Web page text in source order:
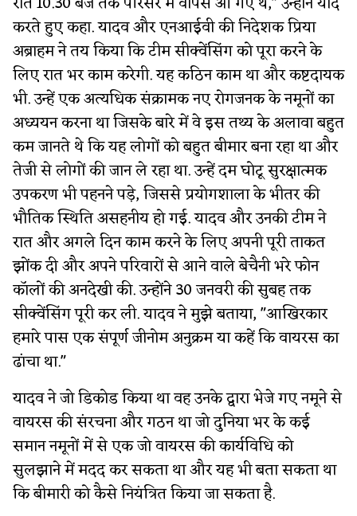
करते हुए कहा. यादव और एनआईवी की निदेशक प्रिया
अब्राहम ने तय किया कि टीम सीक्वेंसिंग को पूरा करने के
लिए रात भर काम करेगी. यह कठिन काम था और कष्टदायक
भी. उन्हें एक अत्यधिक संक्रामक नए रोगजनक के नमूनों का
अध्ययन करना था जिसके बारे में वे इस तथ्य के अलावा बहुत
कम जानते थे कि यह लोगों को बहुत बीमार बना रहा था और
तेजी से लोगों की जान ले रहा था. उन्हें दम घोटू सुरक्षात्मक
उपकरण भी पहनने पड़े, जिससे प्रयोगशाला के भीतर की
भौतिक स्थिति असहनीय हो गई. यादव और उनकी टीम ने
रात और अगले दिन काम करने के लिए अपनी पूरी ताकत
झोंक दी और अपने परिवारों से आने वाले बेचैनी भरे फोन
कॉलों की अनदेखी की. उन्होंने 30 जनवरी की सुबह तक
सीक्वेंसिंग पूरी कर ली. यादव ने मुझे बताया, "आखिरकार
हमारे पास एक संपूर्ण जीनोम अनुक्रम या कहें कि वायरस का
ढांचा था."
यादव ने जो डिकोड किया था वह उनके द्वारा भेजे गए नमूने से
वायरस की संरचना और गठन था जो दुनिया भर के कई
समान नमूनों में से एक जो वायरस की कार्यविधि को
सुलझाने में मदद कर सकता था और यह भी बता सकता था
कि बीमारी को कैसे नियंत्रित किया जा सकता है.